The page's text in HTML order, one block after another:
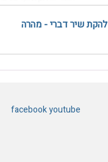
להקת שיר דברי - מהרה
facebookyoutube